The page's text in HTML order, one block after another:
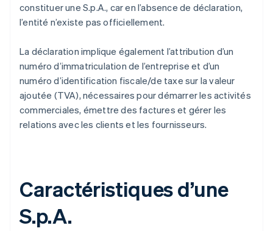
constituer une S.p.A., car en l’absence de déclaration,
l’entité n’existe pas officiellement.
La déclaration implique également l’attribution d’un
numéro d’immatriculation de l’entreprise et d’un
numéro d’identification fiscale/de taxe sur la valeur
ajoutée (TVA), nécessaires pour démarrer les activités
commerciales, émettre des factures et gérer les
relations avec les clients et les fournisseurs.
Caractéristiques d’une
S.p.A.